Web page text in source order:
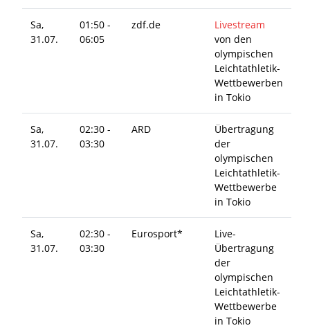
Sa,
31.07.
01:50 -
06:05
zdf.de
Livestream
von den
olympischen
Leichtathletik-
Wettbewerben
in Tokio
Sa,
31.07.
02:30 -
03:30
ARD
Übertragung
der
olympischen
Leichtathletik-
Wettbewerbe
in Tokio
Sa,
31.07.
02:30 -
03:30
Eurosport*
Live-
Übertragung
der
olympischen
Leichtathletik-
Wettbewerbe
in Tokio